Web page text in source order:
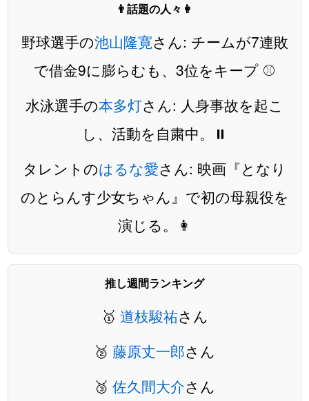
👨話題の人々👩
野球選手の池山隆寛さん: チームが7連敗
で借金9に膨らむも、3位をキープ ⚾️
水泳選手の本多灯さん: 人身事故を起こ
し、活動を自粛中。⏸️
タレントのはるな愛さん: 映画『となり
のとらんす少女ちゃん』で初の母親役を
演じる。👩
推し週間ランキング
🥇 道枝駿祐さん
🥈 藤原丈一郎さん
🥉 佐久間大介さん